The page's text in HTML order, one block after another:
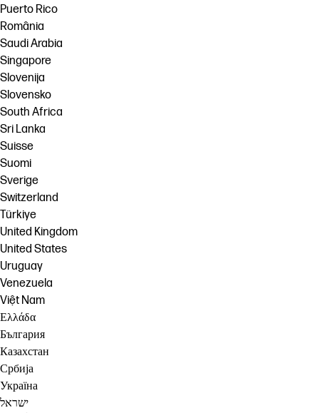
Puerto Rico
România
Saudi Arabia
Singapore
Slovenija
Slovensko
South Africa
Sri Lanka
Suisse
Suomi
Sverige
Switzerland
Türkiye
United Kingdom
United States
Uruguay
Venezuela
Việt Nam
Ελλάδα
България
Казахстан
Србија
Україна
ישראל